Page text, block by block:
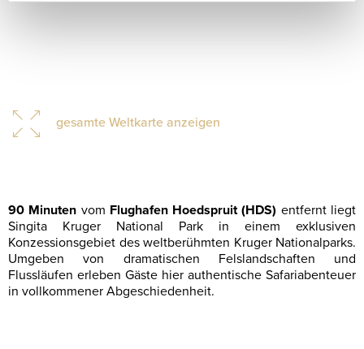
gesamte Weltkarte anzeigen
90 Minuten vom Flughafen Hoedspruit (HDS) entfernt liegt
Singita Kruger National Park in einem exklusiven
Konzessionsgebiet des weltberühmten Kruger Nationalparks.
Umgeben von dramatischen Felslandschaften und
Flussläufen erleben Gäste hier authentische Safariabenteuer
in vollkommener Abgeschiedenheit.